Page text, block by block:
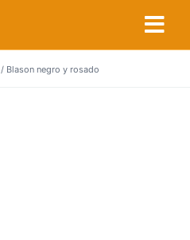
/ Blason negro y rosado